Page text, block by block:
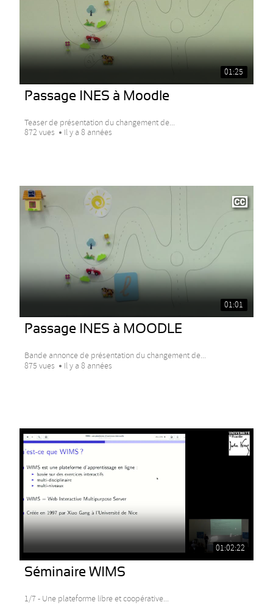
01:25
Passage INES à Moodle
Teaser de présentation du changement de...
872 vues
Il y a 8 années
01:01
Passage INES à MOODLE
Bande annonce de présentation du changement de...
875 vues
Il y a 8 années
01:02:22
Séminaire WIMS
1/7 - Une plateforme libre et coopérative...